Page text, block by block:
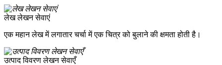
लेख लेखन सेवाएं
एक महान लेख में लगातार चर्चा में एक चित्र को बुलाने की क्षमता होती है।
उत्पाद विवरण लेखन सेवाएँ